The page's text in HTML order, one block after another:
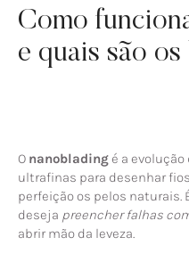
Como
e quais são
O nanobladingé a
ultrafinas para desenhar
perfeição os pelos naturais.
deseja preencher falhas
abrir mão da leveza.